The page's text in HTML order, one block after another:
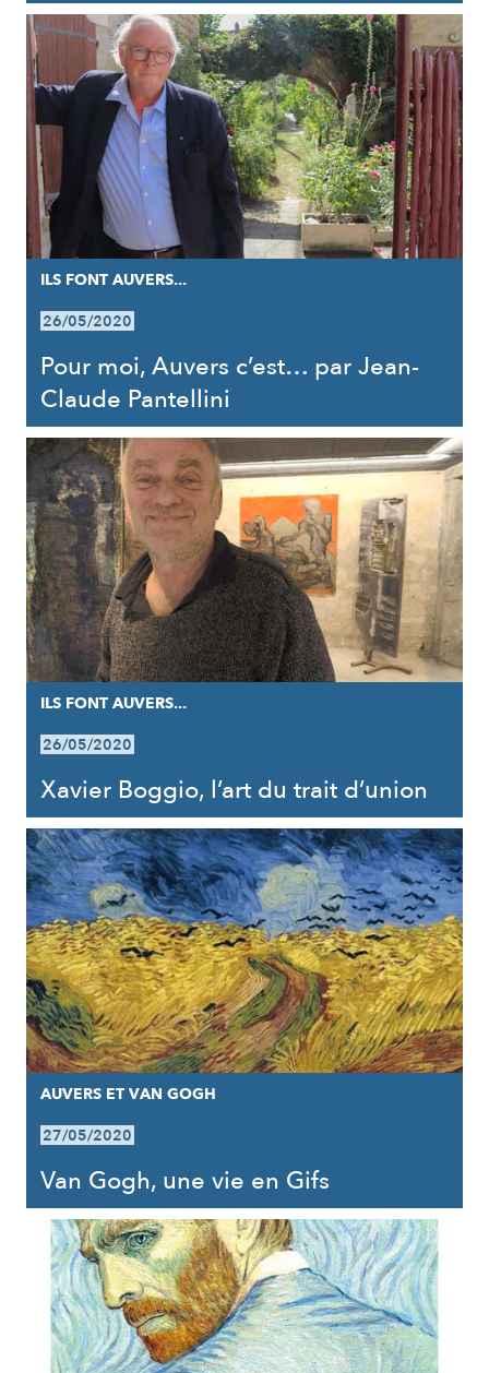
ILS FONT AUVERS...
26/05/2020
Pour moi, Auvers c’est… par Jean-
Claude Pantellini
ILS FONT AUVERS...
26/05/2020
Xavier Boggio, l’art du trait d’union
AUVERS ET VAN GOGH
27/05/2020
Van Gogh, une vie en Gifs